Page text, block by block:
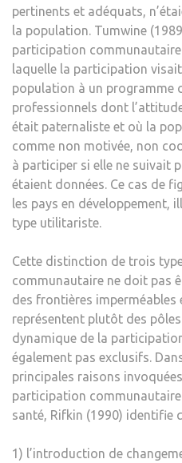
pertinents et adéquats,
la population. Tumwine
participation
laquelle la participation
population à un programme
professionnels dont
était paternaliste et où la
comme non motivée, non
à participer si elle ne suivait
étaient données. Ce cas de
les pays en développement,
type utilitariste.
Cette distinction de trois
communautaire ne doit pas
des frontières imperméables
représentent plutôt des
dynamique de la
également pas exclusifs.
principales raisons
participation
santé, Rifkin (1990) identifie
1) l’introduction de